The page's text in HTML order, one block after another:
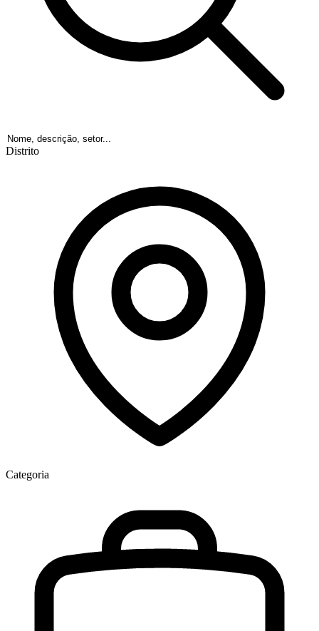
Distrito
Categoria